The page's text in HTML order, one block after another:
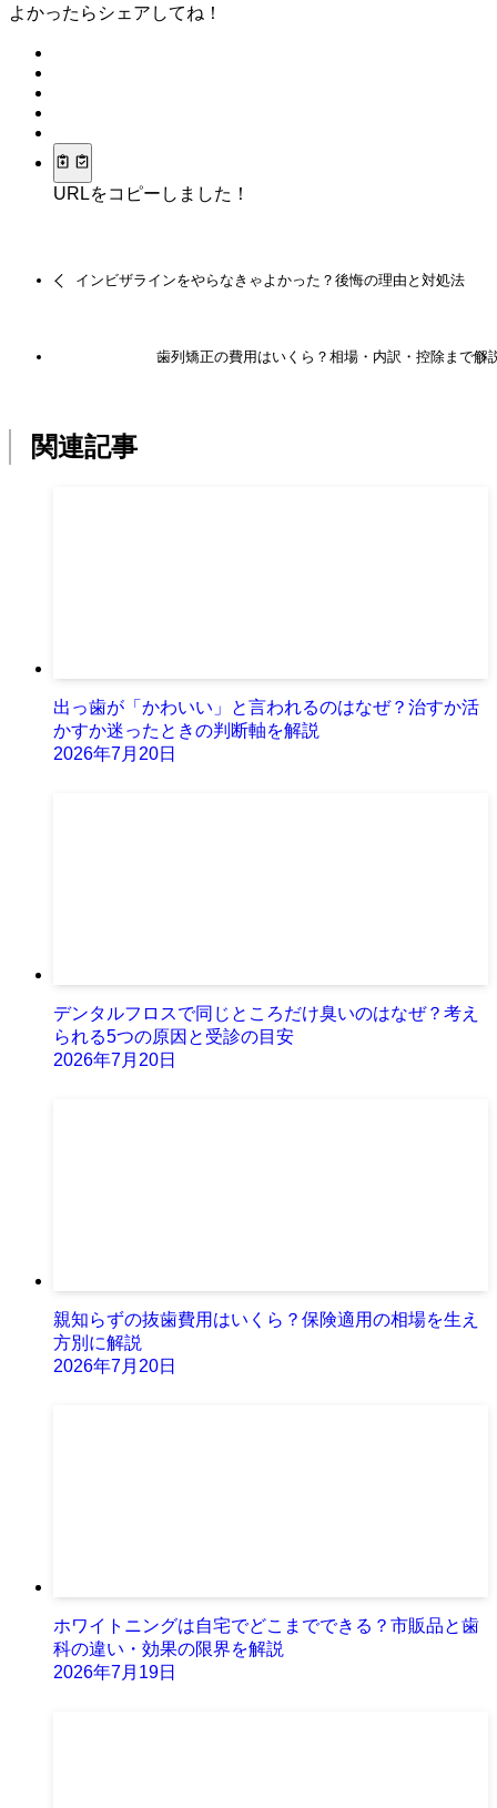
よかったらシェアしてね！
URLをコピーしました！
インビザラインをやらなきゃよかった？後悔の理由と対処法
歯列矯正の費用はいくら？相場・内訳・控除まで解
関連記事
出っ歯が「かわいい」と言われるのはなぜ？治すか活
かすか迷ったときの判断軸を解説
2026年7月20日
デンタルフロスで同じところだけ臭いのはなぜ？考え
られる5つの原因と受診の目安
2026年7月20日
親知らずの抜歯費用はいくら？保険適用の相場を生え
方別に解説
2026年7月20日
ホワイトニングは自宅でどこまでできる？市販品と歯
科の違い・効果の限界を解説
2026年7月19日